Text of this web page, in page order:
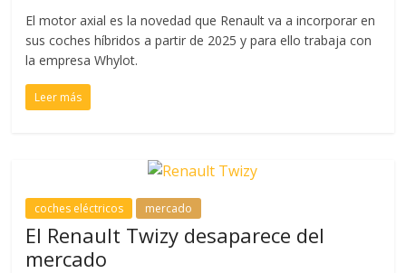
El motor axial es la novedad que Renault va a incorporar en
sus coches híbridos a partir de 2025 y para ello trabaja con
la empresa Whylot.
Leer más
coches eléctricos mercado
El Renault Twizy desaparece del
mercado